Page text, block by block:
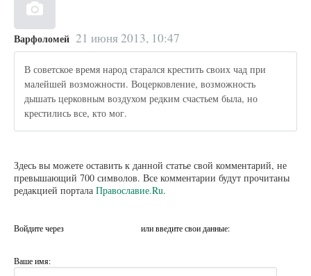
Варфоломей 21 июня 2013, 10:47
В советское время народ старался крестить своих чад при
малейшей возможности. Воцерковление, возможность
дышать церковным воздухом редким счастьем была, но
крестились все, кто мог.
Здесь вы можете оставить к данной статье свой комментарий, не
превышающий 700 символов. Все комментарии будут прочитаны
редакцией портала Православие.Ru.
Войдите через или введите свои данные:
Ваше имя: